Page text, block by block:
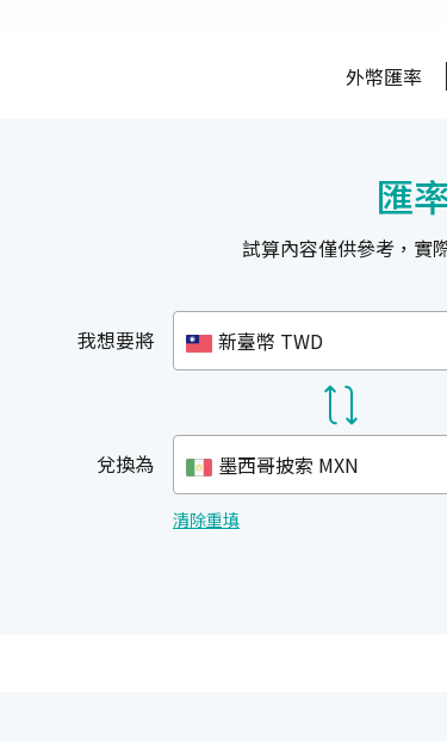
外幣匯率
匯
試算內容僅供參考，實
我想要將 新臺幣 TWD
兌換為 墨西哥披索 MXN
清除重填